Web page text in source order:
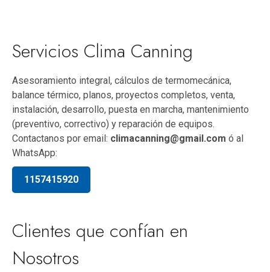
Servicios Clima Canning
Asesoramiento integral, cálculos de termomecánica,
balance térmico, planos, proyectos completos, venta,
instalación, desarrollo, puesta en marcha, mantenimiento
(preventivo, correctivo) y reparación de equipos.
Contactanos por email: climacanning@gmail.com ó al
WhatsApp:
1157415920
Clientes que confían en
Nosotros